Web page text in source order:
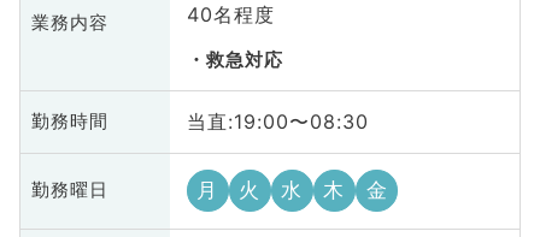
業務内容 40名程度
救急対応
勤務時間 当直:19:00〜08:30
勤務曜日 月 火 水 木 金